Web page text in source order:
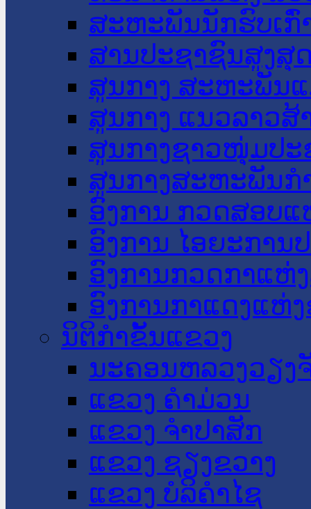
ສະຫະພັນນັກຮົບເກົ່
ສານປະຊາຊົນສູງສຸ
ສູນກາງ ສະຫະພັນ
ສູນກາງ ແນວລາວສ້
ສູນກາງຊາວໜຸ່ມປະ
ສູນກາງສະຫະພັນກ
ອົງການ ກວດສອບແ
ອົງການ ໄອຍະການ
ອົງການກວດກາແຫ່
ອົງການກາແດງແຫ່
ນິຕິກໍາຂັ້ນແຂວງ
ນະ​ຄອນ​ຫລວງວຽງ
ແຂວງ ຄໍາມ່ວນ
ແຂວງ ຈໍາປາສັກ
ແຂວງ ຊຽງຂວາງ
ແຂວງ ບໍລິຄໍາໄຊ